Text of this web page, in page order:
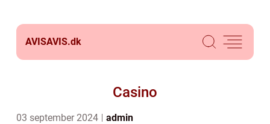
AVISAVIS.dk
Casino
03 september 2024 admin